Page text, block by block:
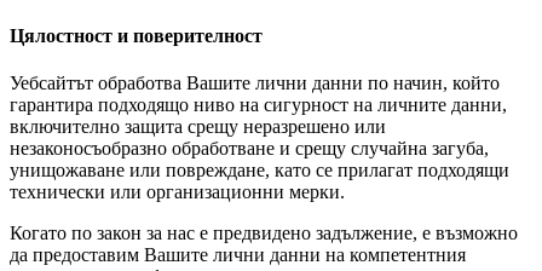
Цялостност и поверителност
Уебсайтът обработва Вашите лични данни по начин, който
гарантира подходящо ниво на сигурност на личните данни,
включително защита срещу неразрешено или
незаконосъобразно обработване и срещу случайна загуба,
унищожаване или повреждане, като се прилагат подходящи
технически или организационни мерки.
Когато по закон за нас е предвидено задължение, е възможно
да предоставим Вашите лични данни на компетентния